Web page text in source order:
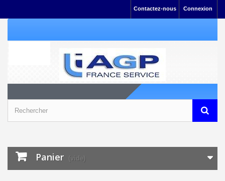
Connexion
Contactez-nous
Panier (vide)